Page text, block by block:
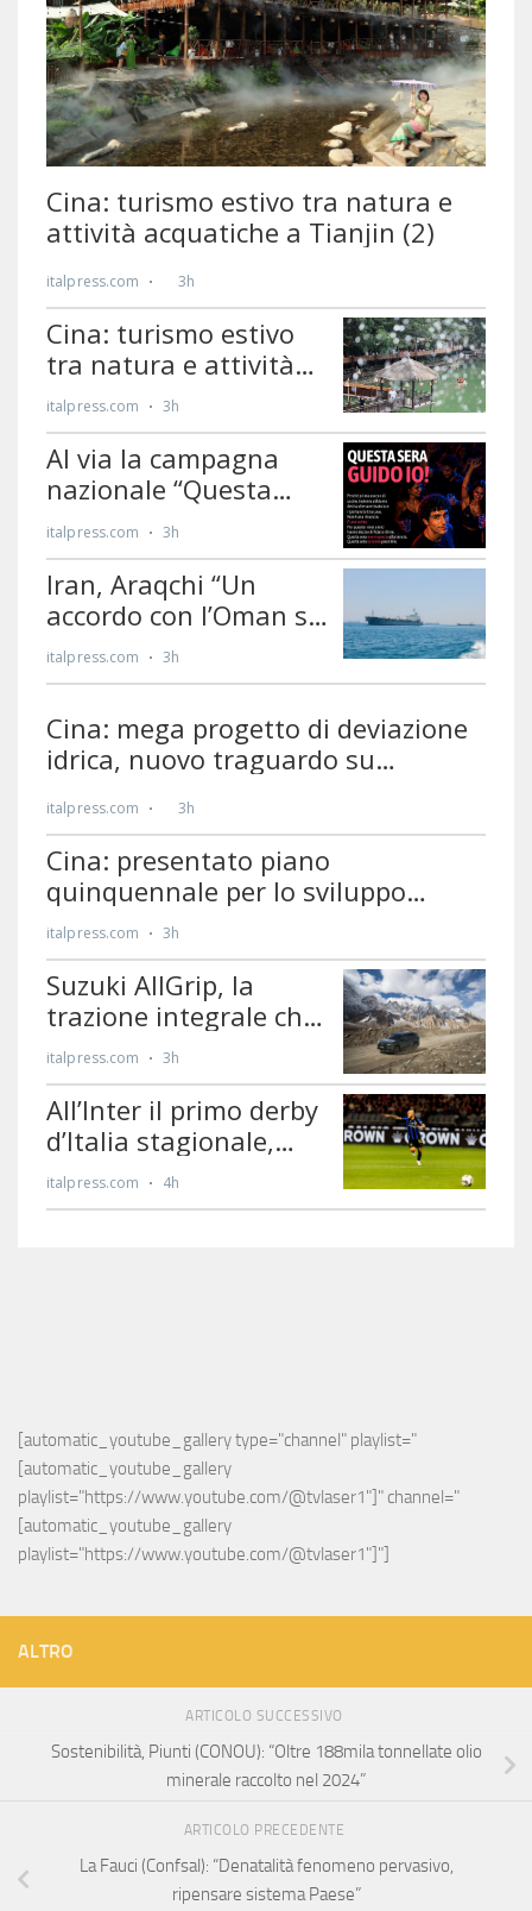
[automatic_youtube_gallery type="channel" playlist="
[automatic_youtube_gallery
playlist="https://www.youtube.com/@tvlaser1"]" channel="
[automatic_youtube_gallery
playlist="https://www.youtube.com/@tvlaser1"]"]
ALTRO
ARTICOLO SUCCESSIVO
Sostenibilità, Piunti (CONOU): “Oltre 188mila tonnellate olio
minerale raccolto nel 2024”
ARTICOLO PRECEDENTE
La Fauci (Confsal): “Denatalità fenomeno pervasivo,
ripensare sistema Paese”